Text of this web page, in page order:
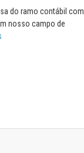
do ramo contábil com
nosso campo de